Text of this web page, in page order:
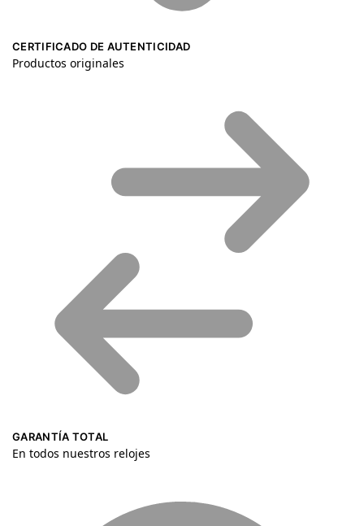
CERTIFICADO DE AUTENTICIDAD
Productos originales
GARANTÍA TOTAL
En todos nuestros relojes